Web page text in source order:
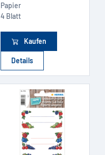
Papier
4 Blatt
Kaufen
Details